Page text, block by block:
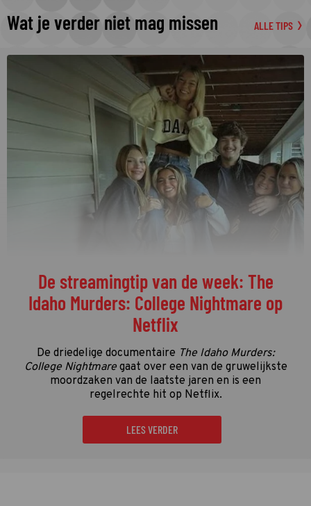
Wat je verder niet mag missen ALLE TIPS
De streamingtip van de week: The
Idaho Murders: College Nightmare op
Netflix
De driedelige documentaire The Idaho Murders:
College Nightmaregaat over een van de gruwelijkste
moordzaken van de laatste jaren en is een
regelrechte hit op Netflix.
LEES VERDER